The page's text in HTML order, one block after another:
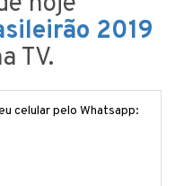
2019
TV.
celular pelo Whatsapp: